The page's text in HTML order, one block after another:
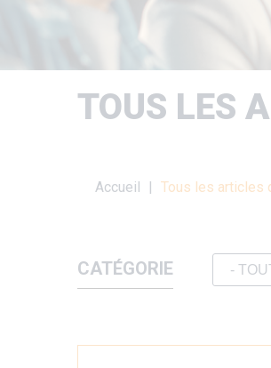
TOUS LES
Fil
Accueil Tous les articles
CATÉGORIE